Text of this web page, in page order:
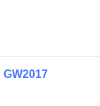
GW2017